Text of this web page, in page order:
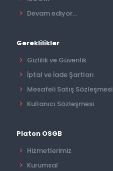
Devam ediyor...
Gereklilikler
Gizlilik ve Güvenlik
İptal ve İade Şartları
Mesafeli Satış Sözleşmesi
Kullanıcı Sözleşmesi
Platon OSGB
Hizmetlerimiz
Kurumsal